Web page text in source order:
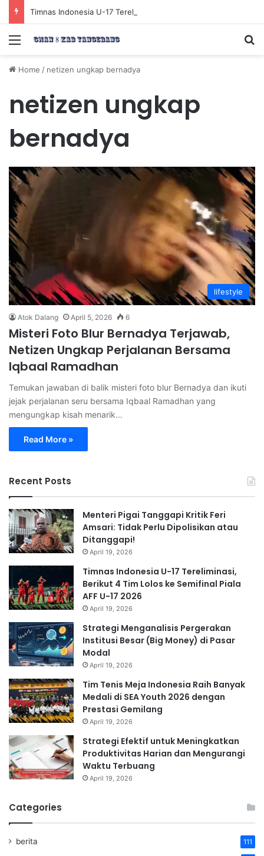
Menu
Home / netizen ungkap bernadya
netizen ungkap
bernadya
lifestyle
Atok Dalang April 5, 2026 6
Misteri Foto Blur Bernadya Terjawab,
Netizen Ungkap Perjalanan Bersama
Iqbaal Ramadhan
Temukan jawaban di balik misteri foto blur Bernadya dan ikuti
jejak perjalanan seru bersama Iqbaal Ramadhan yang
mengungkap kisah menarik…
Read More »
Recent Posts
Menteri Pigai Tanggapi Kritik Feri
Amsari: Tidak Perlu Dipolisikan atau
Ditanggapi!
April 19, 2026
Timnas Indonesia U-17 Tereliminasi,
Berikut 4 Tim Lolos ke Semifinal Piala
AFF U-17 2026
April 19, 2026
Strategi Menganalisis Pergerakan
Institusi Besar (Big Money) di Pasar
Modal
April 19, 2026
Tim Tenis Meja Indonesia Raih Banyak
Medali di SEA Youth 2026 dengan
Prestasi Gemilang
April 19, 2026
Strategi Efektif untuk Meningkatkan
Produktivitas Harian dan Mengurangi
Waktu Terbuang
April 19, 2026
Categories
berita 111